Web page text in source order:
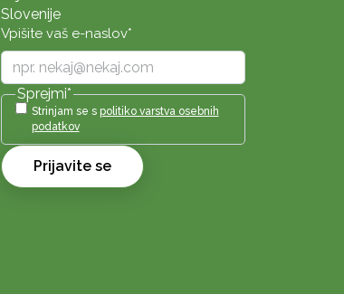
Slovenije
Vpišite vaš e-naslov*
Sprejmi*
Strinjam se s politiko varstva osebnih
podatkov
Prijavite se